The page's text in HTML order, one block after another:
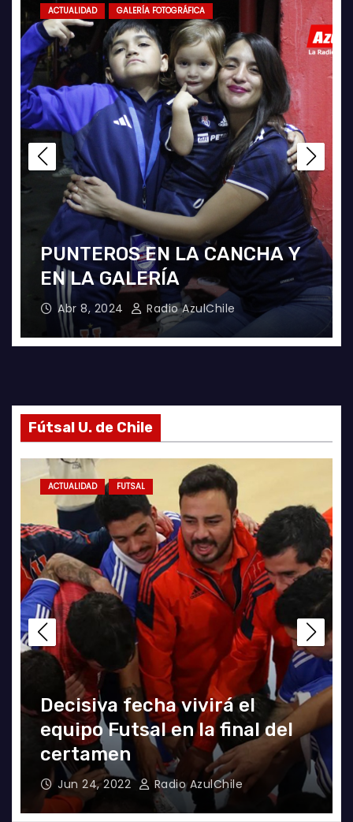
ACTUALIDAD GALERÍA FOTOGRÁFICA
PUNTEROS EN LA CANCHA Y
EN LA GALERÍA
Abr 8, 2024 Radio AzulChile
Fútsal U. de Chile
ACTUALIDAD FUTSAL
Decisiva fecha vivirá el
equipo Futsal en la final del
certamen
Jun 24, 2022 Radio AzulChile